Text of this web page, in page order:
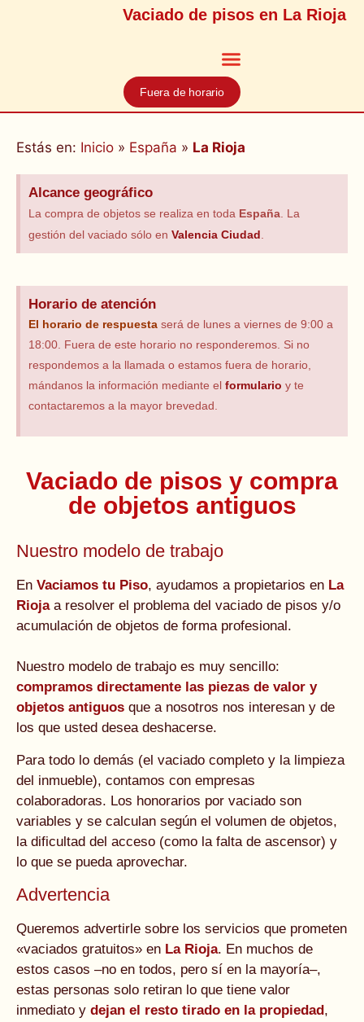
Vaciado de pisos en La Rioja
Fuera de horario
Estás en: Inicio » España » La Rioja
Alcance geográfico
La compra de objetos se realiza en toda España . La
gestión del vaciado sólo en Valencia Ciudad
Horario de atención
El horario de respuesta será de lunes a viernes de 9:00 a
18:00. Fuera de este horario no responderemos. Si no
respondemos a la llamada o estamos fuera de horario,
mándanos la información mediante el formulario y te
contactaremos a la mayor brevedad.
Vaciado de pisos y compra
de objetos antiguos
Nuestro modelo de trabajo
En Vaciamos tu Piso, ayudamos a propietarios en La
Riojaa resolver el problema del vaciado de pisos y/o
acumulación de objetos de forma profesional.
Nuestro modelo de trabajo es muy sencillo:
compramos directamente las piezas de valor y
objetos antiguos que a nosotros nos interesan y de
los que usted desea deshacerse.
Para todo lo demás (el vaciado completo y la limpieza
del inmueble), contamos con empresas
colaboradoras. Los honorarios por vaciado son
variables y se calculan según el volumen de objetos,
la dificultad del acceso (como la falta de ascensor) y
lo que se pueda aprovechar.
Advertencia
Queremos advertirle sobre los servicios que prometen
«vaciados gratuitos» en La Rioja. En muchos de
estos casos –no en todos, pero sí en la mayoría–,
estas personas solo retiran lo que tiene valor
inmediato y dejan el resto tirado en la propiedad,